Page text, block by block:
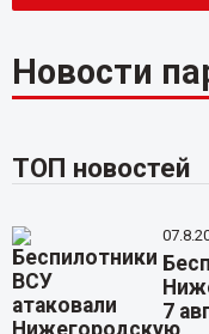
Новости
ТОП новостей
7